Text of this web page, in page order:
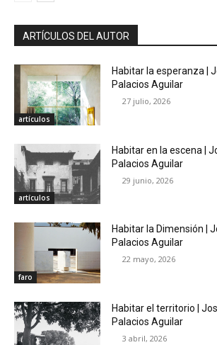
ARTÍCULOS DEL AUTOR
artículos
Habitar la esperanza |
Palacios Aguilar
27 julio, 2026
artículos
Habitar en la escena |
Palacios Aguilar
29 junio, 2026
faro
Habitar la Dimensión |
Palacios Aguilar
22 mayo, 2026
Habitar el territorio |
Palacios Aguilar
3 abril, 2026